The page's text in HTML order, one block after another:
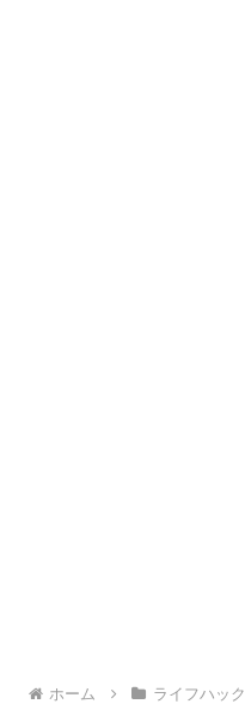
ホーム ライフハック